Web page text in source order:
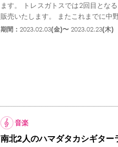
ます。 トレスガトスでは2回目とな
販売いたします。 またこれまでに中
期間： 2023.02.03(金)〜 2023.02.23(木)
音楽
南北2人のハマダタカシギタ